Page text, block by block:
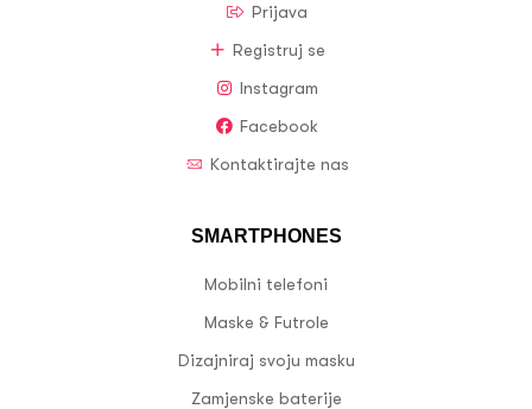
Prijava
Registruj se
Instagram
Facebook
Kontaktirajte nas
SMARTPHONES
Mobilni telefoni
Maske & Futrole
Dizajniraj svoju masku
Zamjenske baterije